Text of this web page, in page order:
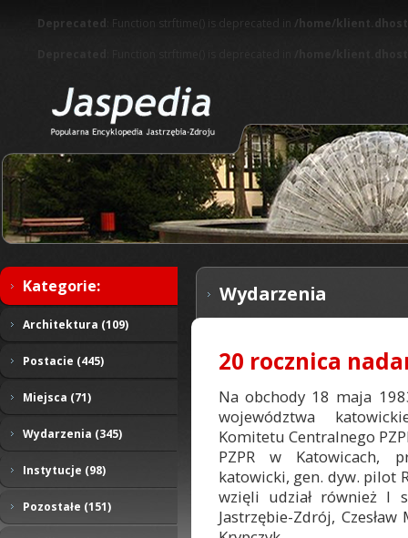
Deprecated : Function strftime() is deprecated in /home/
Kategorie:
Architektura (109)
Postacie (445)
Miejsca (71)
Wydarzenia (345)
Instytucje (98)
Pozostałe (151)
Wydarzenia
20 rocznica
Na obchody 18 maja
województwa
Komitetu Centralnego
PZPR w Katowicach,
katowicki, gen. dyw. pilot
wzięli udział również I
Jastrzębie-Zdrój,